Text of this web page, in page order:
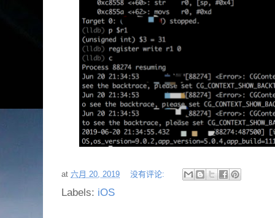
at 六月 20, 2019 没有评论:
Labels: iOS